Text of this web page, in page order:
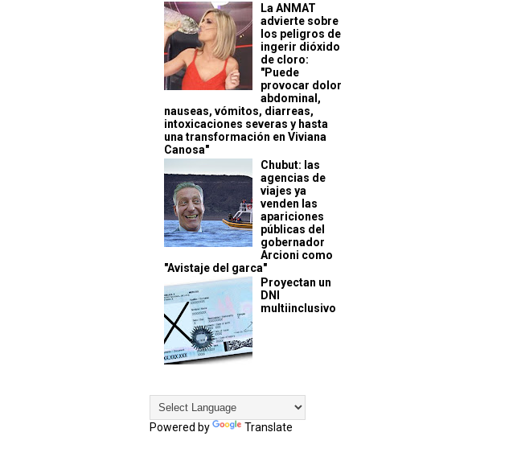
La ANMAT
advierte sobre
los peligros de
ingerir dióxido
de cloro:
"Puede
provocar dolor
abdominal,
nauseas, vómitos, diarreas,
intoxicaciones severas y hasta
una transformación en Viviana
Canosa"
Chubut: las
agencias de
viajes ya
venden las
apariciones
públicas del
gobernador
Arcioni como
"Avistaje del garca"
Proyectan un
DNI
multiinclusivo
Powered by Translate